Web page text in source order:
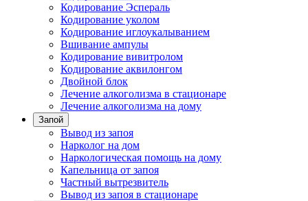
Кодирование Эспераль
Кодирование уколом
Кодирование иглоукалыванием
Вшивание ампулы
Кодирование вивитролом
Кодирование аквилонгом
Двойной блок
Лечение алкоголизма в стационаре
Лечение алкоголизма на дому
Запой
Вывод из запоя
Нарколог на дом
Наркологическая помощь на дому
Капельница от запоя
Частный вытрезвитель
Вывод из запоя в стационаре